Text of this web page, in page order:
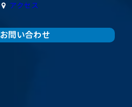
アクセス
お問い合わせ